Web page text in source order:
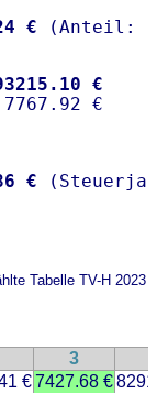
€
€
€
Tabelle TV-H 2023
3
€7427.68 €